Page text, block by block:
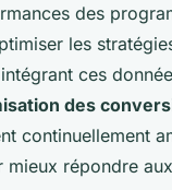
des
les
ces
des
continuellement
mieux répondre